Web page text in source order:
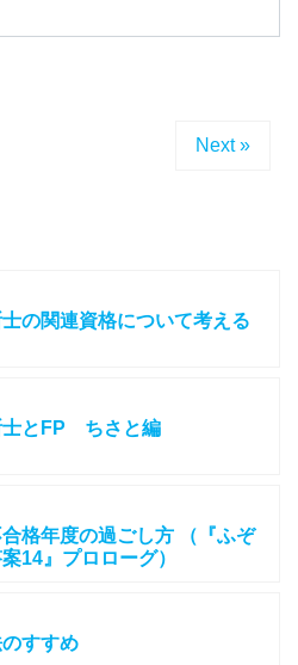
Next »
の関連資格について考える
士とFP ちさと編
格年度の過ごし方 （『ふぞ
14』プロローグ）
すすめ